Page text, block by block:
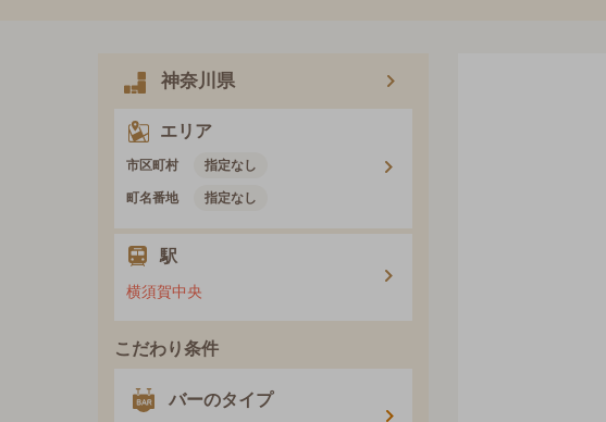
神奈川県
エリア
市区町村 指定なし
町名番地 指定なし
駅
横須賀中央
こだわり条件
バーのタイプ